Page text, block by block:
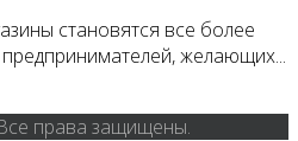
становятся все более
желающих...
права защищены.